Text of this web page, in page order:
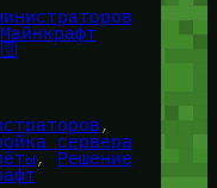
сервера
, Решение